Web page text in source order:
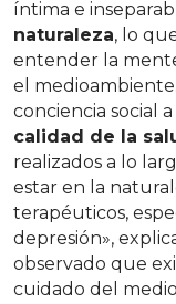
íntima e
naturaleza, lo
entender la
el
conciencia social
calidad de la
realizados a lo
estar en la
terapéuticos,
depresión»,
observado que
cuidado del